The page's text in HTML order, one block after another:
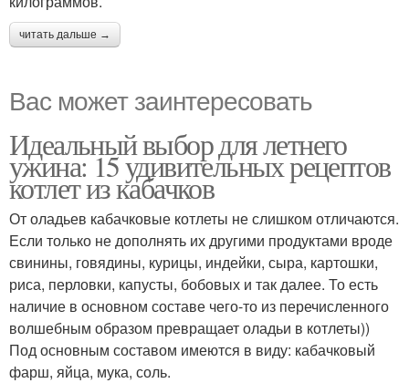
читать дальше →
Вас может заинтересовать
Идеальный выбор для летнего
ужина: 15 удивительных рецептов
котлет из кабачков
От оладьев кабачковые котлеты не слишком отличаются.
Если только не дополнять их другими продуктами вроде
свинины, говядины, курицы, индейки, сыра, картошки,
риса, перловки, капусты, бобовых и так далее. То есть
наличие в основном составе чего-то из перечисленного
волшебным образом превращает оладьи в котлеты))
Под основным составом имеются в виду: кабачковый
фарш, яйца, мука, соль.